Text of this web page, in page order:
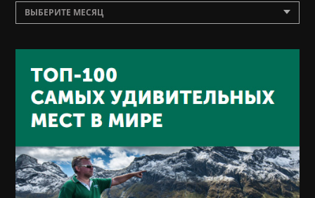
ВЫБЕРИТЕ МЕСЯЦ